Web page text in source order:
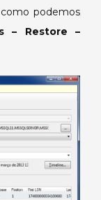
como podemos
– Restore –